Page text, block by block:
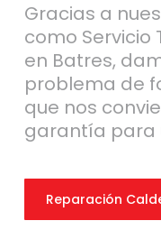
Gracias a
como Servicio
en Batres,
problema de
que nos
garantía para
Reparación